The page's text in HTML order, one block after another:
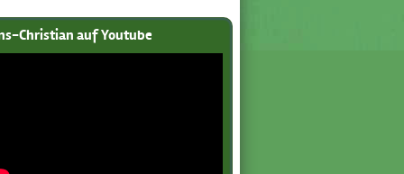
Christian auf Youtube